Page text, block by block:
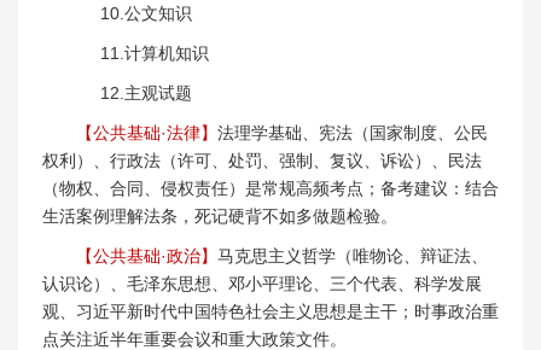
10.公文知识
11.计算机知识
12.主观试题
【公共基础·法律】 法理学基础、宪法（国家制度、公民
权利）、行政法（许可、处罚、强制、复议、诉讼）、民法
（物权、合同、侵权责任）是常规高频考点；备考建议：结合
生活案例理解法条，死记硬背不如多做题检验。
【公共基础·政治】 马克思主义哲学（唯物论、辩证法、
认识论）、毛泽东思想、邓小平理论、三个代表、科学发展
观、习近平新时代中国特色社会主义思想是主干；时事政治重
点关注近半年重要会议和重大政策文件。